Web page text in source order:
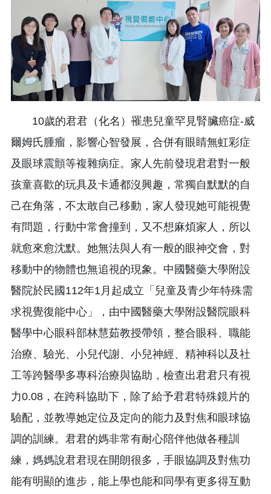
10歲的君君（化名）罹患兒童罕見腎臟癌症-威
爾姆氏腫瘤，影響心智發展，合併有眼睛無虹彩症
及眼球震顫等複雜病症。家人先前發現君君對一般
孩童喜歡的玩具及卡通都沒興趣，常獨自默默的自
己在角落，不太敢自己移動，家人發現她可能視覺
有問題，行動中常會撞到，又不想麻煩家人，所以
就愈來愈沈默。她無法與人有一般的眼神交會，對
移動中的物體也無追視的現象。中國醫藥大學附設
醫院於民國112年1月起成立「兒童及青少年特殊需
求視覺復能中心」，由中國醫藥大學附設醫院眼科
醫學中心眼科部林慧茹教授帶領，整合眼科、職能
治療、驗光、小兒代謝、小兒神經、精神科以及社
工等跨醫學多專科治療與協助，檢查出君君只有視
力0.08，在跨科協助下，除了給予君君特殊鏡片的
驗配，並教導她定位及定向的能力及對焦和眼球協
調的訓練。君君的媽非常有耐心陪伴他做各種訓
練，媽媽說君君現在開朗很多，手眼協調及對焦功
能有明顯的進步，能上學也能和同學有更多得互動